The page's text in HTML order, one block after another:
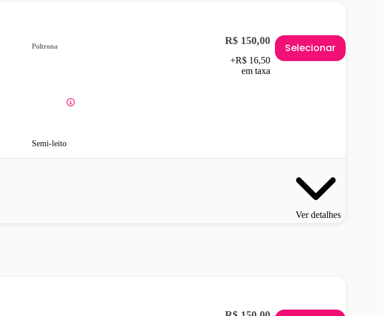
Poltrona
Semi-leito
R$ 150,00
+R$ 16,50
em taxa
Selecionar
Ver detalhes